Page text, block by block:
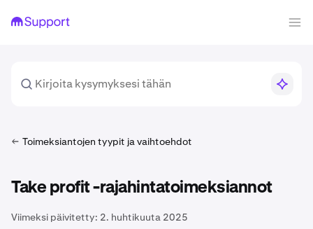
Toimeksiantojen tyypit ja vaihtoehdot
Take profit -rajahintatoimeksiannot
Viimeksi päivitetty: 2. huhtikuuta 2025